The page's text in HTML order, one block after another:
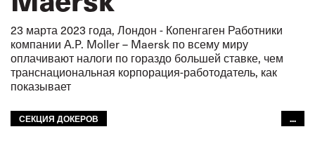
23 марта 2023 года, Лондон - Копенгаген Работники
компании A.P. Moller – Maersk по всему миру
оплачивают налоги по гораздо большей ставке, чем
транснациональная корпорация-работодатель, как
показывает
СЕКЦИЯ ДОКЕРОВ
...